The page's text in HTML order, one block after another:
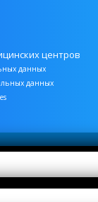
центров
данных
данных